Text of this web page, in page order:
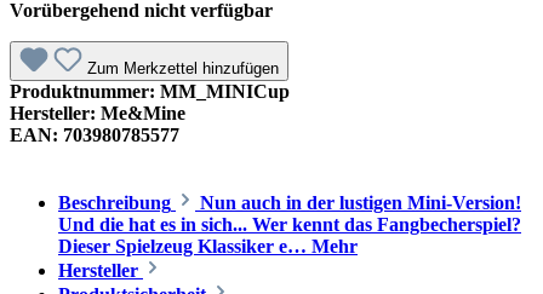
Vorübergehend nicht verfügbar
Zum Merkzettel hinzufügen
Produktnummer: MM_MINICup
Hersteller: Me&Mine
EAN: 703980785577
Beschreibung
Nun auch in der lustigen Mini-Version!
Und die hat es in sich... Wer kennt das Fangbecherspiel?
Dieser Spielzeug Klassiker e… Mehr
Hersteller